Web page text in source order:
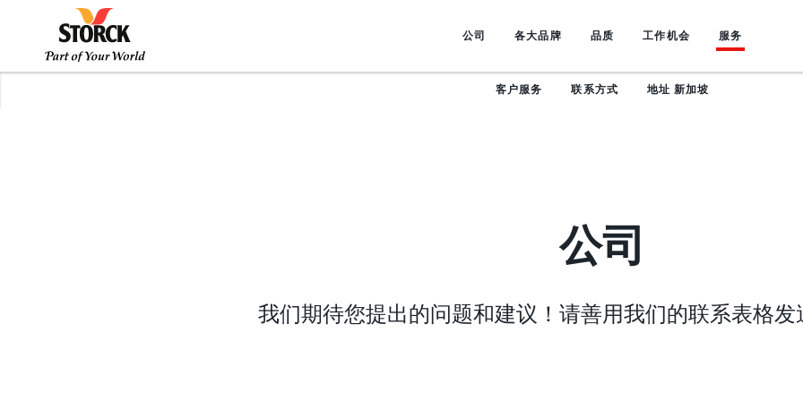
公司 各大品牌 品质 工作机会 服务
客户服务 联系方式 地址 新加坡
公司
我们期待您提出的问题和建议！请善用我们的联系表格发